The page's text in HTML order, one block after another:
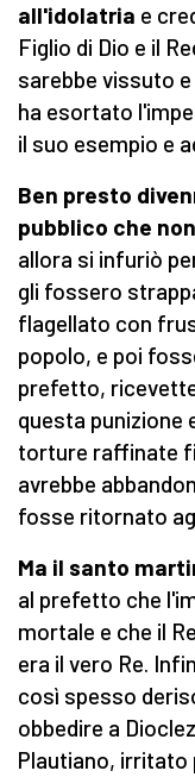
all'idolatria e
Figlio di Dio e il
sarebbe vissuto
ha esortato
il suo esempio e
Ben presto
pubblico che
allora si infuriò
gli fossero
flagellato con
popolo, e poi
prefetto,
questa punizione
torture raffinate
avrebbe
fosse ritornato
Ma il santo
al prefetto che
mortale e che il
era il vero Re.
così spesso
obbedire a
Plautiano, irritato